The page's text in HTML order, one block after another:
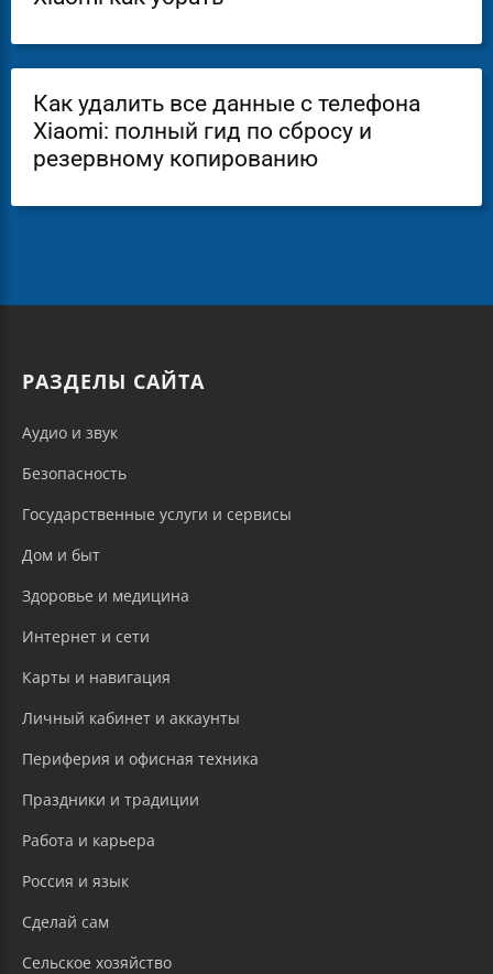
Как удалить все данные с телефона
Xiaomi: полный гид по сбросу и
резервному копированию
РАЗДЕЛЫ САЙТА
Аудио и звук
Безопасность
Государственные услуги и сервисы
Дом и быт
Здоровье и медицина
Интернет и сети
Карты и навигация
Личный кабинет и аккаунты
Периферия и офисная техника
Праздники и традиции
Работа и карьера
Россия и язык
Сделай сам
Сельское хозяйство